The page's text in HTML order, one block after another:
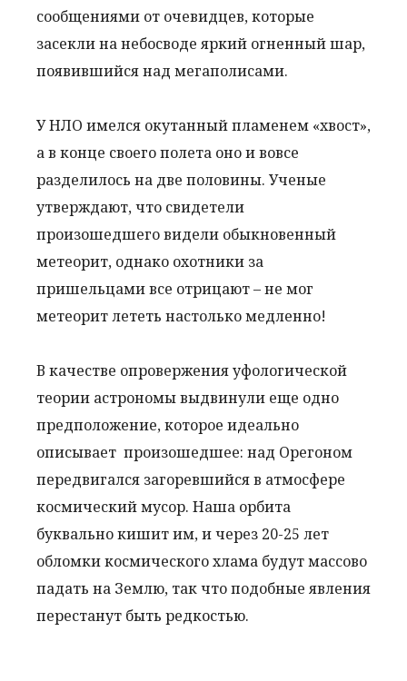
сообщениями от очевидцев, которые
засекли на небосводе яркий огненный шар,
появившийся над мегаполисами.
У НЛО имелся окутанный пламенем «хвост»,
а в конце своего полета оно и вовсе
разделилось на две половины. Ученые
утверждают, что свидетели
произошедшего видели обыкновенный
метеорит, однако охотники за
пришельцами все отрицают – не мог
метеорит лететь настолько медленно!
В качестве опровержения уфологической
теории астрономы выдвинули еще одно
предположение, которое идеально
описывает произошедшее: над Орегоном
передвигался загоревшийся в атмосфере
космический мусор. Наша орбита
буквально кишит им, и через 20-25 лет
обломки космического хлама будут массово
падать на Землю, так что подобные явления
перестанут быть редкостью.